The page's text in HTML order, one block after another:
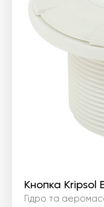
Кнопка Kripsol
Гідро та